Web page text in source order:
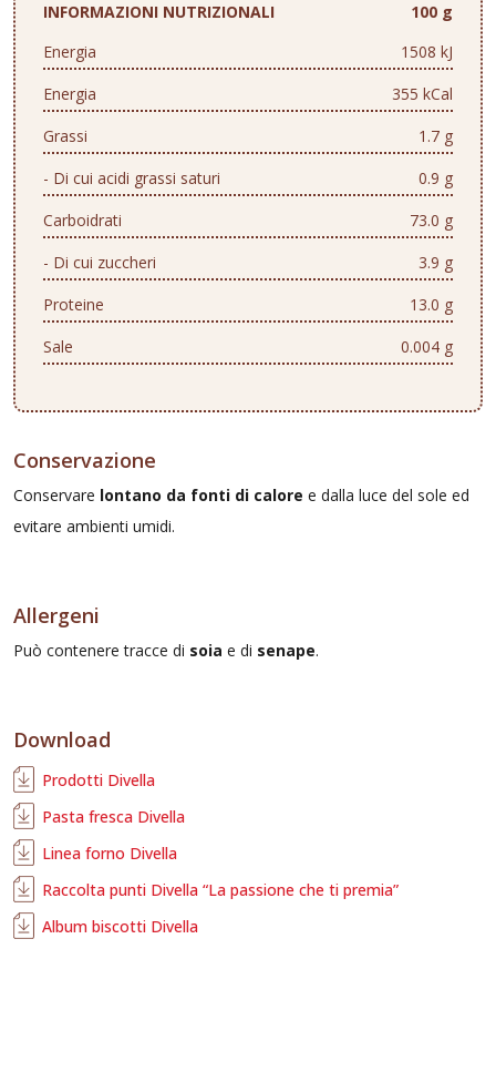
INFORMAZIONI NUTRIZIONALI
100 g
Energia
1508 kJ
Energia
355 kCal
Grassi
1.7 g
- Di cui acidi grassi saturi
0.9 g
Carboidrati
73.0 g
- Di cui zuccheri
3.9 g
Proteine
13.0 g
Sale
0.004 g
Conservazione
Conservare lontano da fonti di calore e dalla luce del sole ed
evitare ambienti umidi.
Allergeni
Può contenere tracce di soia e di senape.
Download
Prodotti Divella
Pasta fresca Divella
Linea forno Divella
Raccolta punti Divella “La passione che ti premia”
Album biscotti Divella